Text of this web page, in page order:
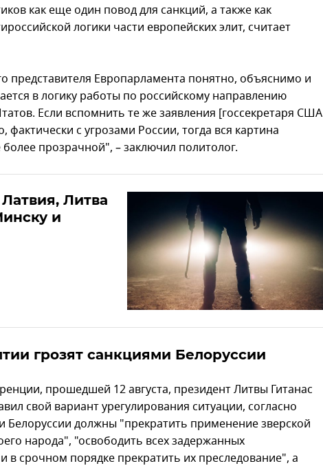
как еще один повод для санкций, а также как
логики части европейских элит, считает
представителя Европарламента понятно, объяснимо и
в логику работы по российскому направлению
Если вспомнить те же заявления [госсекретаря США
с угрозами России, тогда вся картина
прозрачной", – заключил политолог.
Литва
и
грозят санкциями Белоруссии
прошедшей 12 августа, президент Литвы Гитанас
свой вариант урегулирования ситуации, согласно
Белоруссии должны "прекратить применение зверской
народа", "освободить всех задержанных
в срочном порядке прекратить их преследование", а